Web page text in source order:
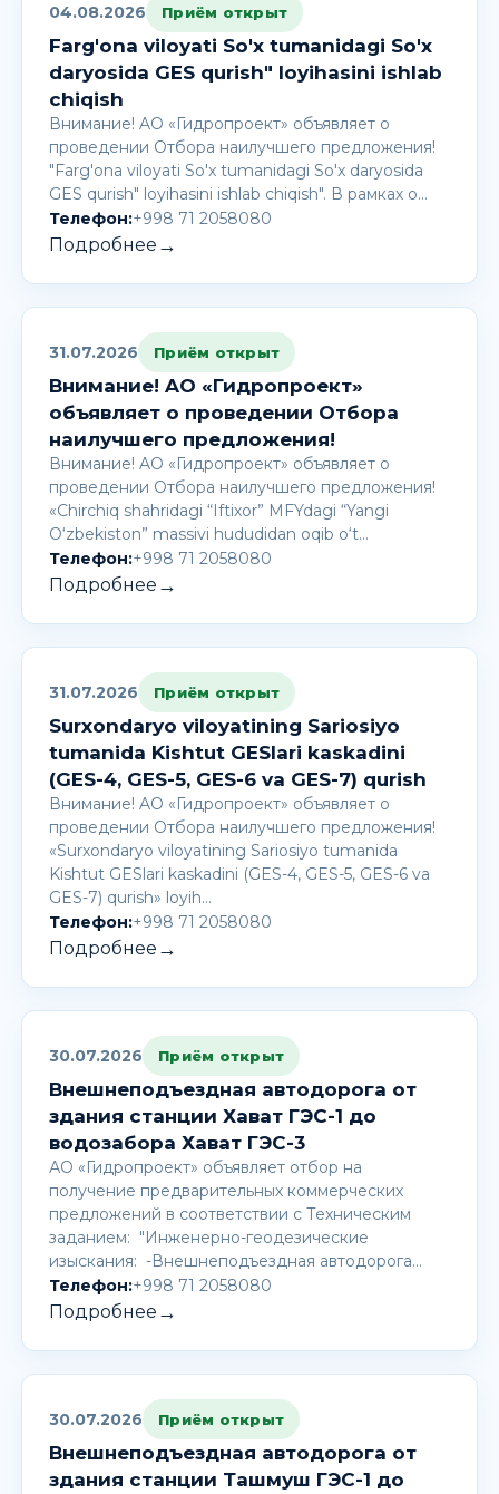
04.08.2026 Приём открыт
Farg'ona viloyati So'x tumanidagi So'x
daryosida GES qurish" loyihasini ishlab
chiqish
Внимание! AО «Гидропроект» объявляет о
проведении Отбора наилучшего предложения!
"Farg'ona viloyati So'x tumanidagi So'x daryosida
GES qurish" loyihasini ishlab chiqish". В рамках о…
Телефон:+998 71 2058080
Подробнее →
31.07.2026 Приём открыт
Внимание! AО «Гидропроект»
объявляет о проведении Отбора
наилучшего предложения!
Внимание! AО «Гидропроект» объявляет о
проведении Отбора наилучшего предложения!
«Chirchiq shahridagi “Iftixor” MFYdagi “Yangi
O‘zbekiston” massivi hududidan oqib o‘t…
Телефон:+998 71 2058080
Подробнее →
31.07.2026 Приём открыт
Surxondaryo viloyatining Sariosiyo
tumanida Kishtut GESlari kaskadini
(GES-4, GES-5, GES-6 va GES-7) qurish
Внимание! AО «Гидропроект» объявляет о
проведении Отбора наилучшего предложения!
«Surxondaryo viloyatining Sariosiyo tumanida
Kishtut GESlari kaskadini (GES-4, GES-5, GES-6 va
GES-7) qurish» loyih…
Телефон:+998 71 2058080
Подробнее →
30.07.2026 Приём открыт
Внешнеподъездная автодорога от
здания станции Хават ГЭС-1 до
водозабора Хават ГЭС-3
АО «Гидропроект» объявляет отбор на
получение предварительных коммерческих
предложений в соответствии с Техническим
заданием: "Инженерно-геодезические
изыскания: -Внешнеподъездная автодорога…
Телефон:+998 71 2058080
Подробнее →
30.07.2026 Приём открыт
Внешнеподъездная автодорога от
здания станции Ташмуш ГЭС-1 до